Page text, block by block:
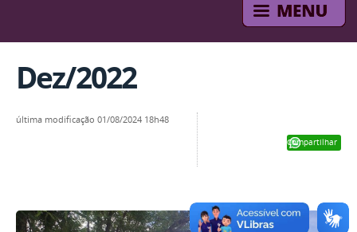
Dez/2022
Compartilhar
última modificação 01/08/2024 18h48